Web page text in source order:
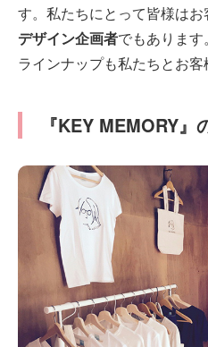
す。私たちにとって皆様は
デザイン企画者でもありま
ラインナップも私たちとお客
『KEY MEMORY』